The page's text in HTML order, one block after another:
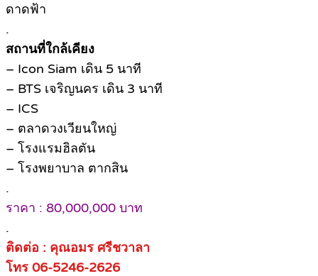
ดาดฟ้า
.
สถานที่ใกล้เคียง
– Icon Siam เดิน 5 นาที
– BTS เจริญนคร เดิน 3 นาที
– ICS
– ตลาดวงเวียนใหญ่
– โรงแรมฮิลตัน
– โรงพยาบาล ตากสิน
.
ราคา : 80,000,000 บาท
.
ติดต่อ : คุณอมร ศรีชวาลา
โทร 06-5246-2626